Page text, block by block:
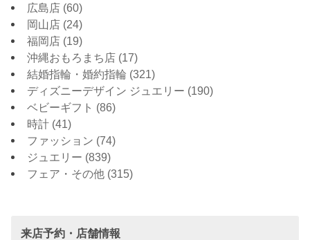
広島店 (60)
岡山店 (24)
福岡店 (19)
沖縄おもろまち店 (17)
結婚指輪・婚約指輪 (321)
ディズニーデザイン ジュエリー (190)
ベビーギフト (86)
時計 (41)
ファッション (74)
ジュエリー (839)
フェア・その他 (315)
来店予約・店舗情報